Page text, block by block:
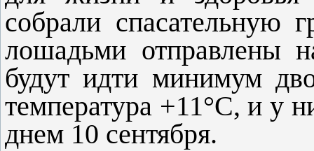
собрали спасательную
лошадьми отправлены
будут идти минимум
температура +11°С, и у
днем 10 сентября.